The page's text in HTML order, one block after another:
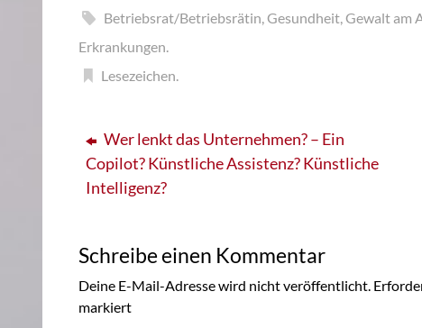
Betriebsrat/Betriebsrätin,Gesundheit,Gewalt am
Erkrankungen.
Lesezeichen.
Wer lenkt das Unternehmen? – Ein
Copilot? Künstliche Assistenz? Künstliche
Intelligenz?
Schreibe einen Kommentar
Deine E-Mail-Adresse wird nicht veröffentlicht.
markiert